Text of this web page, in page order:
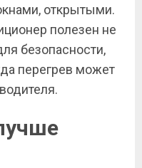
открытыми.
полезен не
безопасности,
перегрев может